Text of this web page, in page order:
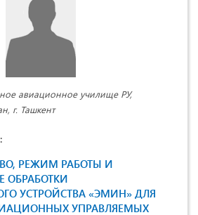
авиационное училище РУ,
г. Ташкент
РЕЖИМ РАБОТЫ И
ОБРАБОТКИ
УСТРОЙСТВА «ЭМИН» ДЛЯ
УПРАВЛЯЕМЫХ